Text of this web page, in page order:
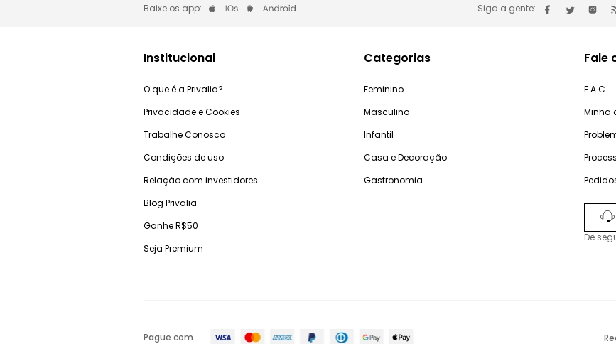
Baixe os app: Siga a gente:
Institucional
O que é a Privalia?
Privacidade e Cookies
Trabalhe Conosco
Condições de uso
Relação com investidores
Blog Privalia
Ganhe R$50
Seja Premium
Categorias
Feminino
Masculino
Infantil
Casa e Decoração
Gastronomia
Fale
F.A.C
Minha
De
Pague com